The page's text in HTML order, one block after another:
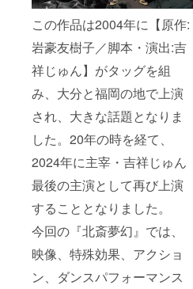
この作品は2004年に【原作:
岩豪友樹子／脚本・演出:吉
祥じゅん】がタッグを組
み、大分と福岡の地で上演
され、大きな話題となりま
した。20年の時を経て、
2024年に主宰・吉祥じゅん
最後の主演として再び上演
することとなりました。
今回の『北斎夢幻』では、
映像、特殊効果、アクショ
ン、ダンスパフォーマンス